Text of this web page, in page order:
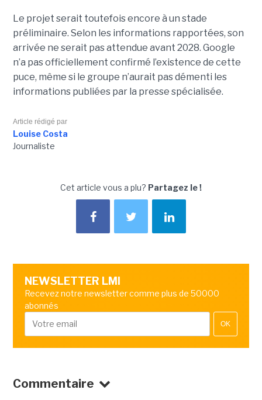
Le projet serait toutefois encore à un stade
préliminaire. Selon les informations rapportées, son
arrivée ne serait pas attendue avant 2028. Google
n’a pas officiellement confirmé l’existence de cette
puce, même si le groupe n’aurait pas démenti les
informations publiées par la presse spécialisée.
Article rédigé par
Louise Costa
Journaliste
Cet article vous a plu? Partagez le !
NEWSLETTER LMI
Recevez notre newsletter comme plus de 50000
abonnés
OK
Commentaire